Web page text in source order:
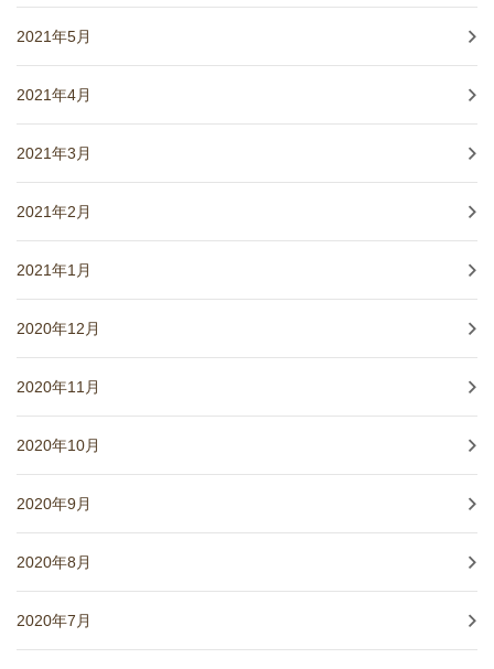
2021年5月
2021年4月
2021年3月
2021年2月
2021年1月
2020年12月
2020年11月
2020年10月
2020年9月
2020年8月
2020年7月